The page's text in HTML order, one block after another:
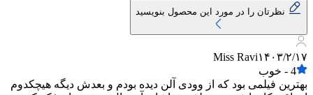
نظرتان را در مورد این محصول بنویسید
Miss Ravi۱۴۰۳/۲/۱۷
4
- خوب
بهترین فیلمی بود که از وودی آلن دیده بودم و بعدش دیگه هیچکدوم